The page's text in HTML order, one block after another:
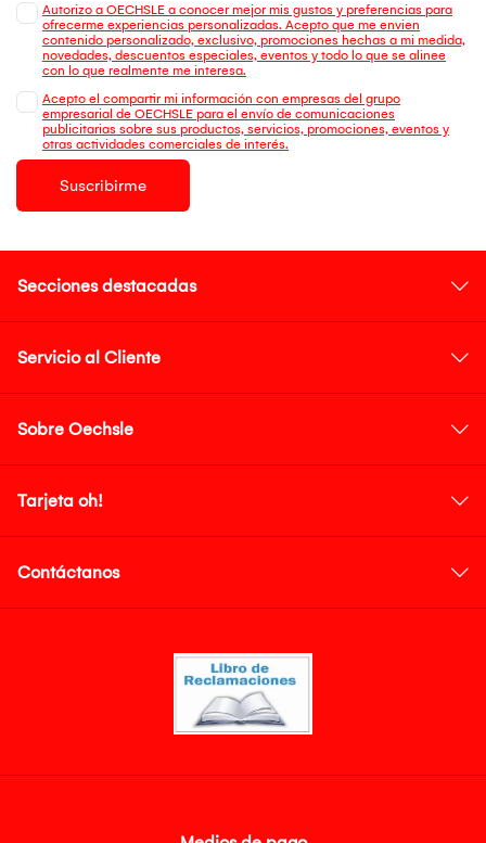
Autorizo a OECHSLE a conocer mejor mis gustos y preferencias para
ofrecerme experiencias personalizadas. Acepto que me envien
contenido personalizado, exclusivo, promociones hechas a mi medida,
novedades, descuentos especiales, eventos y todo lo que se alinee
con lo que realmente me interesa.
Acepto el compartir mi información con empresas del grupo
empresarial de OECHSLE para el envío de comunicaciones
publicitarias sobre sus productos, servicios, promociones, eventos y
otras actividades comerciales de interés.
Suscribirme
Secciones destacadas
Servicio al Cliente
Sobre Oechsle
Tarjeta oh!
Contáctanos